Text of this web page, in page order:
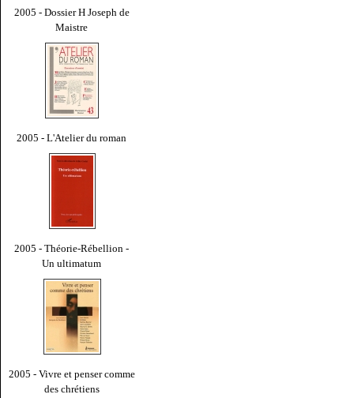
2005 - Dossier H Joseph de
Maistre
2005 - L'Atelier du roman
2005 - Théorie-Rébellion -
Un ultimatum
2005 - Vivre et penser comme
des chrétiens